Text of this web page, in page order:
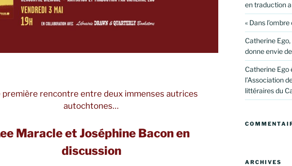
première rencontre entre deux immenses autrices
autochtones…
Maracle et Joséphine Bacon en
discussion
en traduction
« Dans
Catherine
donne envie
Catherine Ego
l’Association
littéraires du
ARCHIVES